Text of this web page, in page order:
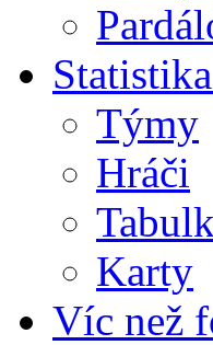
Statistika
Týmy
Hráči
Karty
Víc než